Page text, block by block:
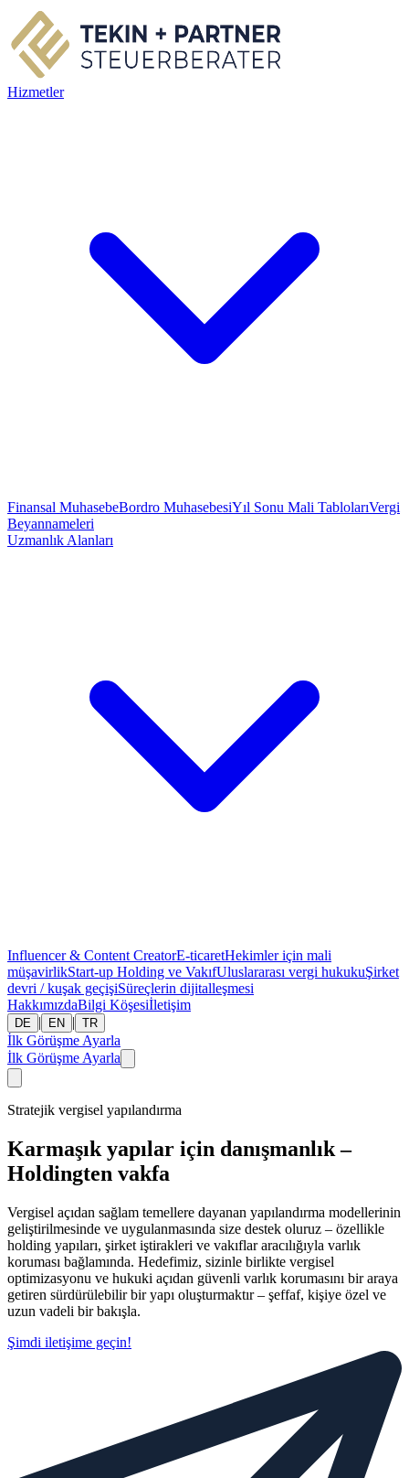
Hizmetler
Finansal MuhasebeBordro MuhasebesiYıl Sonu Mali TablolarıVergi
Beyannameleri
Uzmanlık Alanları
Influencer & Content CreatorE-ticaretHekimler için mali
müşavirlikStart-up Holding ve VakıfUluslararası vergi hukukuŞirket
devri / kuşak geçişiSüreçlerin dijitalleşmesi
HakkımızdaBilgi Köşesiİletişim
DE | EN | TR
İlk Görüşme Ayarla
İlk Görüşme Ayarla
Stratejik vergisel yapılandırma
Karmaşık yapılar için danışmanlık –
Holdingten vakfa
Vergisel açıdan sağlam temellere dayanan yapılandırma modellerinin
geliştirilmesinde ve uygulanmasında size destek oluruz – özellikle
holding yapıları, şirket iştirakleri ve vakıflar aracılığıyla varlık
koruması bağlamında. Hedefimiz, sizinle birlikte vergisel
optimizasyonu ve hukuki açıdan güvenli varlık korumasını bir araya
getiren sürdürülebilir bir yapı oluşturmaktır – şeffaf, kişiye özel ve
uzun vadeli bir bakışla.
Şimdi iletişime geçin!